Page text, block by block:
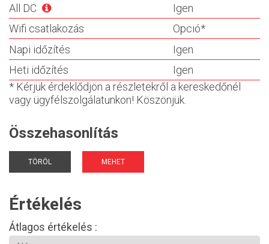
All DC
Igen
Wifi csatlakozás
Opció*
Napi időzítés
Igen
Heti időzítés
Igen
* Kérjük érdeklődjön a részletekről a kereskedőnél
vagy ügyfélszolgálatunkon! Köszönjük.
Összehasonlítás
TÖRÖL MEHET
Értékelés
Átlagos értékelés :